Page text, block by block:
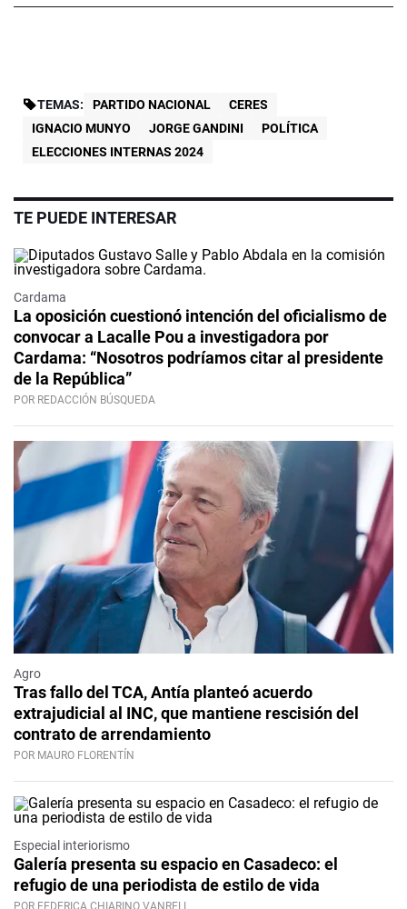
TEMAS: PARTIDO NACIONAL
CERES
IGNACIO MUNYO
JORGE GANDINI
POLÍTICA
ELECCIONES INTERNAS 2024
TE PUEDE INTERESAR
Cardama
La oposición cuestionó intención del oficialismo de
convocar a Lacalle Pou a investigadora por
Cardama: “Nosotros podríamos citar al presidente
de la República”
POR REDACCIÓN BÚSQUEDA
Agro
Tras fallo del TCA, Antía planteó acuerdo
extrajudicial al INC, que mantiene rescisión del
contrato de arrendamiento
POR MAURO FLORENTÍN
Especial interiorismo
Galería presenta su espacio en Casadeco: el
refugio de una periodista de estilo de vida